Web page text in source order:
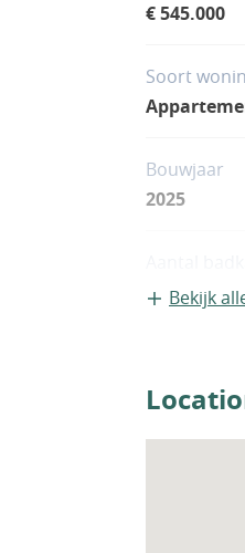
€ 545.000
Soort
Bouwjaar
2025
2 Bekijk